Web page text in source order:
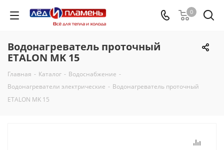
0
Водонагреватель проточный
EТALON MK 15
Главная - Каталог - Водоснабжение -
Водонагреватели электрические - Водонагреватель проточный
EТALON MK 15